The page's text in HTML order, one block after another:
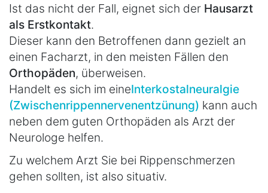
Ist das nicht der Fall, eignet sich der Hausarzt
als Erstkontakt.
Dieser kann den Betroffenen dann gezielt an
einen Facharzt, in den meisten Fällen den
Orthopäden, überweisen.
Handelt es sich im eineInterkostalneuralgie
(Zwischenrippennervenentzünung) kann auch
neben dem guten Orthopäden als Arzt der
Neurologe helfen.
Zu welchem Arzt Sie bei Rippenschmerzen
gehen sollten, ist also situativ.